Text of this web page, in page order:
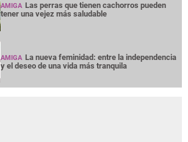
AMIGA Las perras que tienen cachorros pueden
tener una vejez más saludable
AMIGA La nueva feminidad: entre la independencia
y el deseo de una vida más tranquila